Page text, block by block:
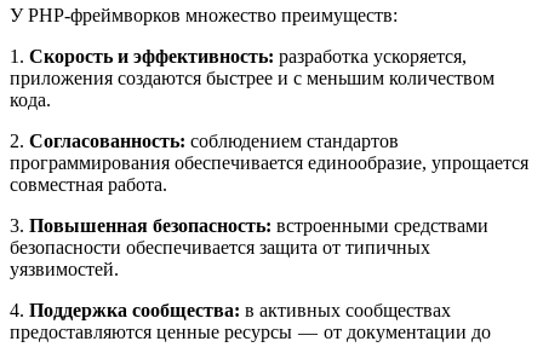
У PHP-фреймворков множество преимуществ:
1. Скорость и эффективность: разработка ускоряется,
приложения создаются быстрее и с меньшим количеством
кода.
2. Согласованность: соблюдением стандартов
программирования обеспечивается единообразие, упрощается
совместная работа.
3. Повышенная безопасность: встроенными средствами
безопасности обеспечивается защита от типичных
уязвимостей.
4. Поддержка сообщества: в активных сообществах
предоставляются ценные ресурсы — от документации до